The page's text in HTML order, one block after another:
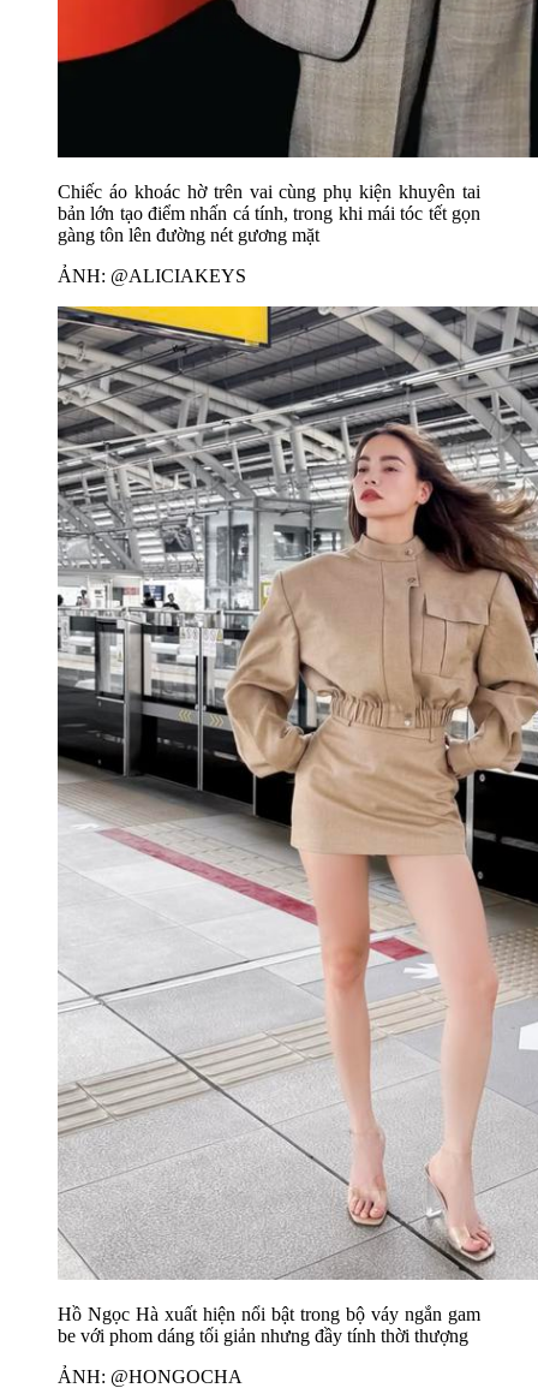
Chiếc áo khoác hờ trên vai cùng phụ kiện khuyên tai
bản lớn tạo điểm nhấn cá tính, trong khi mái tóc tết gọn
gàng tôn lên đường nét gương mặt
ẢNH: @ALICIAKEYS
Hồ Ngọc Hà xuất hiện nổi bật trong bộ váy ngắn gam
be với phom dáng tối giản nhưng đầy tính thời thượng
ẢNH: @HONGOCHA